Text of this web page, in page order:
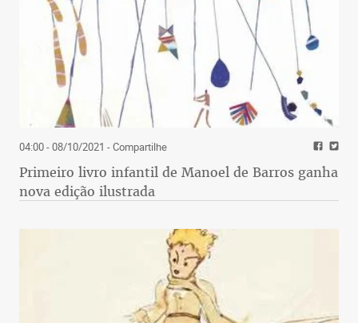
04:00 - 08/10/2021 - Compartilhe
Primeiro livro infantil de Manoel de Barros ganha
nova edição ilustrada